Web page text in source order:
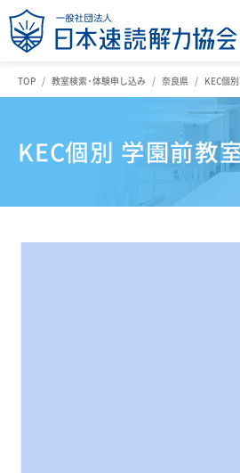
TOP 教室検索・体験申し込み 奈良県 KEC個
KEC個別 学園前教